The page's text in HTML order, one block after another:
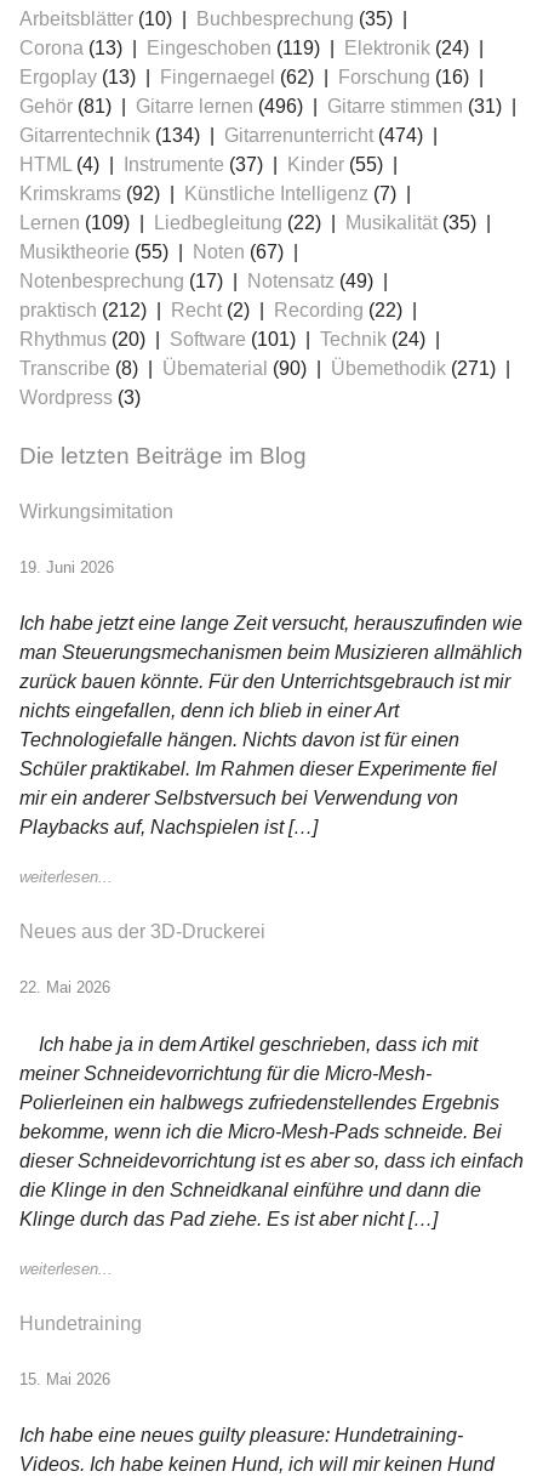
Arbeitsblätter (10) Buchbesprechung (35)
Corona (13) Eingeschoben (119) Elektronik (24)
Ergoplay (13) Fingernaegel (62) Forschung (16)
Gehör (81) Gitarre lernen (496) Gitarre stimmen (31)
Gitarrentechnik (134) Gitarrenunterricht(474)
HTML(4) Instrumente (37) Kinder (55)
Krimskrams (92) Künstliche Intelligenz (7)
Lernen (109) Liedbegleitung (22) Musikalität(35)
Musiktheorie (55) Noten (67)
Notenbesprechung (17) Notensatz (49)
praktisch (212) Recht(2) Recording (22)
Rhythmus (20) Software (101) Technik (24)
Transcribe (8) Übematerial (90) Übemethodik (271)
Wordpress (3)
Die letzten Beiträge im Blog
Wirkungsimitation
19. Juni 2026
Ich habe jetzt eine lange Zeit versucht, herauszufinden wie
man Steuerungsmechanismen beim Musizieren allmählich
zurück bauen könnte. Für den Unterrichtsgebrauch ist mir
nichts eingefallen, denn ich blieb in einer Art
Technologiefalle hängen. Nichts davon ist für einen
Schüler praktikabel. Im Rahmen dieser Experimente fiel
mir ein anderer Selbstversuch bei Verwendung von
Playbacks auf, Nachspielen ist […]
weiterlesen...
Neues aus der 3D-Druckerei
22. Mai 2026
Ich habe ja in dem Artikel geschrieben, dass ich mit
meiner Schneidevorrichtung für die Micro-Mesh-
Polierleinen ein halbwegs zufriedenstellendes Ergebnis
bekomme, wenn ich die Micro-Mesh-Pads schneide. Bei
dieser Schneidevorrichtung ist es aber so, dass ich einfach
die Klinge in den Schneidkanal einführe und dann die
Klinge durch das Pad ziehe. Es ist aber nicht […]
weiterlesen...
Hundetraining
15. Mai 2026
Ich habe eine neues guilty pleasure: Hundetraining-
Videos. Ich habe keinen Hund, ich will mir keinen Hund